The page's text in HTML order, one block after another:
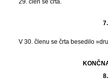
V 30. členu se črta besedilo